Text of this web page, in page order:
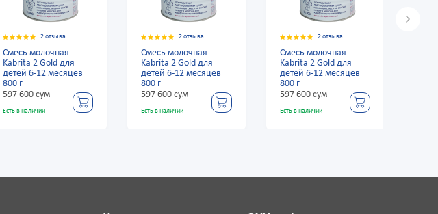
2 отзыва
Смесь молочная
Kabrita 2 Gold для
детей 6-12 месяцев
800 г
597 600 сум
Есть в наличии
2 отзыва
Смесь молочная
Kabrita 2 Gold для
детей 6-12 месяцев
800 г
597 600 сум
Есть в наличии
2 отзыва
Смесь молочная
Kabrita 2 Gold для
детей 6-12 месяцев
800 г
597 600 сум
Есть в наличии